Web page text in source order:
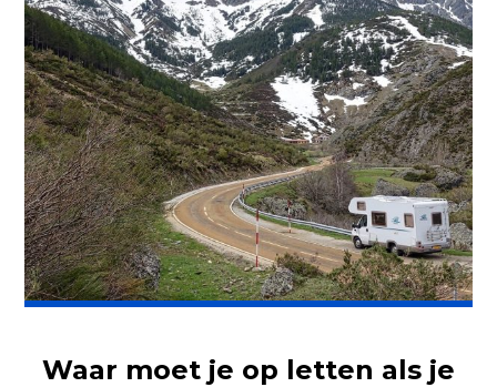
Waar moet je op letten als je